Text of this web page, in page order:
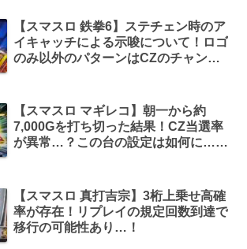
【スマスロ 鉄拳6】ステチェン時のア
イキャッチによる示唆について！ロゴ
のみ以外のパターンはCZのチャン
【スマスロ マギレコ】朝一から約
7,000Gを打ち切った結果！CZ当選率
が異常…？この台の設定は如何に…？
【スマスロ 真打吉宗】3桁上乗せ高確
率が存在！リプレイの規定回数到達で
移行の可能性あり…！